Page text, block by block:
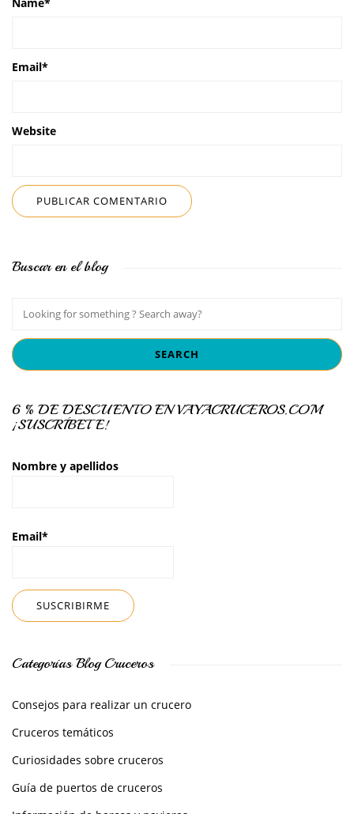
Email*
Website
Buscar en el blog
6 % DE DESCUENTO EN VAYACRUCEROS.COM
¡SUSCRÍBETE!
Nombre y apellidos
Email*
Categorías Blog Cruceros
Consejos para realizar un crucero
Cruceros temáticos
Curiosidades sobre cruceros
Guía de puertos de cruceros